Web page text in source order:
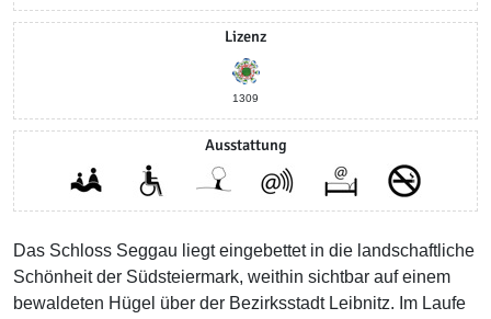
Lizenz
1309
Ausstattung
Das Schloss Seggau liegt eingebettet in die landschaftliche
Schönheit der Südsteiermark, weithin sichtbar auf einem
bewaldeten Hügel über der Bezirksstadt Leibnitz. Im Laufe